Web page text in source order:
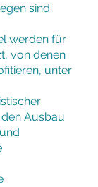
sind.
werden für
von denen
unter
Ausbau